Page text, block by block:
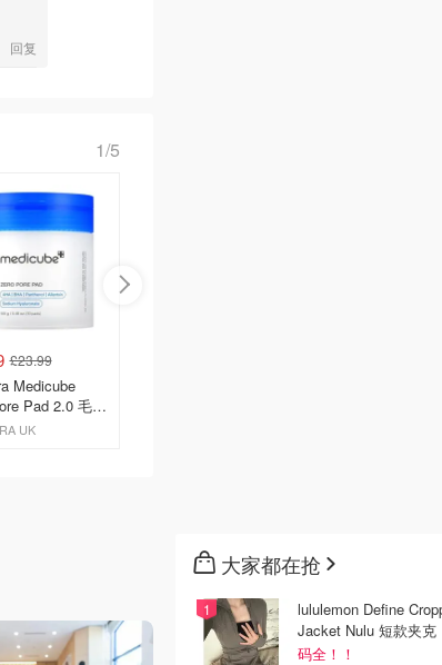
回复
1/5
£23.99
Medicube
Pad 2.0 毛孔
片
UK
大家都在抢
lululemon Define
Jacket Nulu 短款夹克
码全！！